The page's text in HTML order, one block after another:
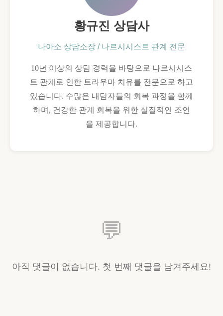
황규진 상담사
나아소 상담소장 / 나르시시스트 관계 전문
10년 이상의 상담 경력을 바탕으로 나르시시스
트 관계로 인한 트라우마 치유를 전문으로 하고
있습니다. 수많은 내담자들의 회복 과정을 함께
하며, 건강한 관계 회복을 위한 실질적인 조언
을 제공합니다.
💬
아직 댓글이 없습니다. 첫 번째 댓글을 남겨주세요!